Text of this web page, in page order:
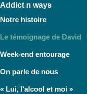
Addict n ways
Notre histoire
Le témoignage de David
Week-end entourage
On parle de nous
« Lui, l’alcool et moi »